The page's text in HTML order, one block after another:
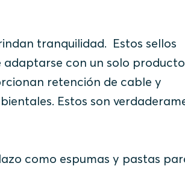
tranquilidad. Estos sellos
con un solo
retención de cable y
Estos son
como espumas y pastas